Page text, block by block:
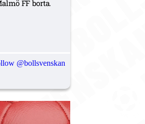
FF borta.
@bollsvenskan